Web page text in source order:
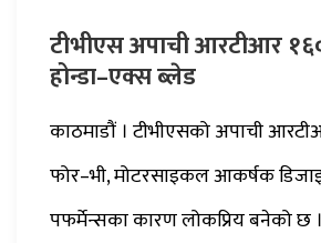
टीभीएस अपाची आरटीआर
होन्डा–एक्स ब्लेड
काठमाडौं । टीभीएसको अपाची
फोर–भी, मोटरसाइकल आकर्षक
पफर्मेन्सका कारण लोकप्रिय बनेको छ